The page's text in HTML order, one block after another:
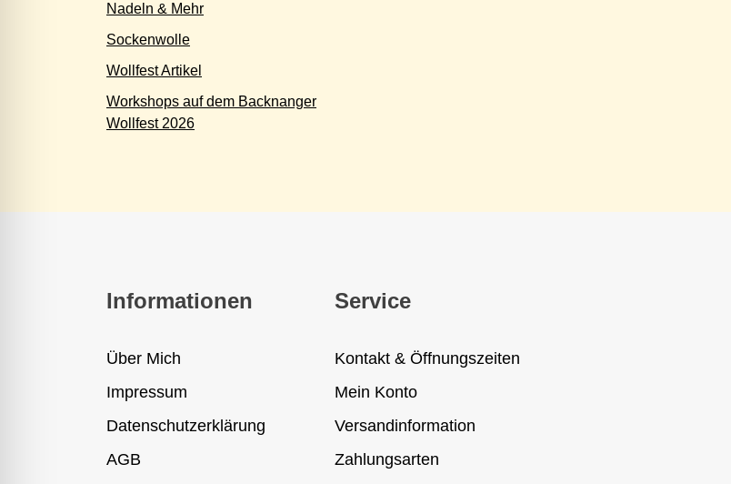
Nadeln & Mehr
Sockenwolle
Wollfest Artikel
Workshops auf dem Backnanger
Wollfest 2026
Informationen
Über Mich
Impressum
Datenschutzerklärung
AGB
Service
Kontakt & Öffnungszeiten
Mein Konto
Versandinformation
Zahlungsarten